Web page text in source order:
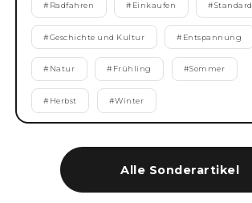
Alle Sonderartikel
# Radfahren # Einkaufen #Standard
#Geschichte und Kultur # Entspannung
# Natur # Frühling #Sommer
# Herbst #Winter